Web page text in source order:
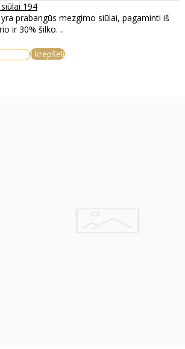
194
prabangūs mezgimo siūlai, pagaminti iš
ir 30% šilko. ..
Į krepšelį